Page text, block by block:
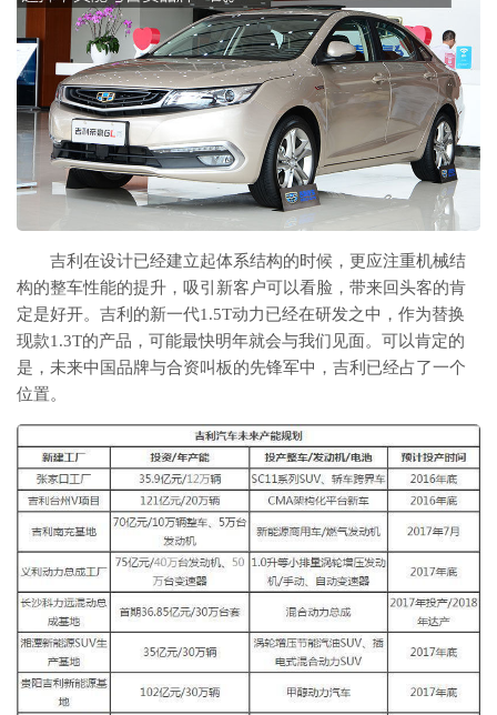
吉利在设计已经建立起体系结构的时候，更应注重机械结
构的整车性能的提升，吸引新客户可以看脸，带来回头客的肯
定是好开。吉利的新一代1.5T动力已经在研发之中，作为替换
现款1.3T的产品，可能最快明年就会与我们见面。可以肯定的
是，未来中国品牌与合资叫板的先锋军中，吉利已经占了一个
位置。